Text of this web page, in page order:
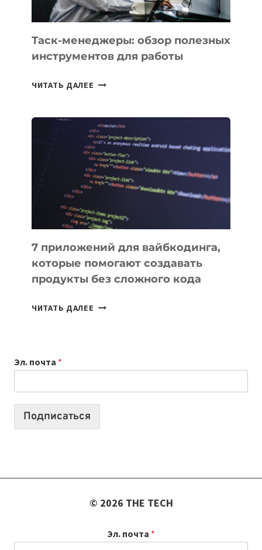
ПОРУЧИТЬ
УЖЕ
СЕГОДНЯ
Таск-менеджеры: обзор полезных
инструментов для работы
ЧИТАТЬ ДАЛЕЕ ТАСК-
ПОЛЕЗНЫХ
ИНСТРУМЕНТОВ
ДЛЯ
РАБОТЫ
7 приложений для вайбкодинга,
которые помогают создавать
продукты без сложного кода
ЧИТАТЬ ДАЛЕЕ
СОЗДАВАТЬ
ПРОДУКТЫ
Эл. почта *
Подписаться
© 2026 THE TECH
Эл. почта *